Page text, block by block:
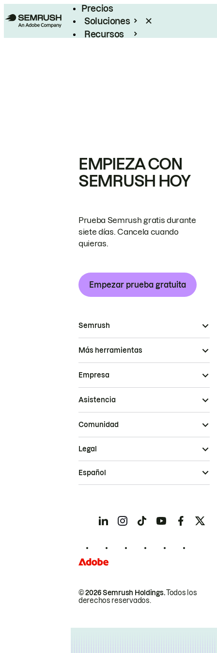
Precios
Soluciones
Recursos
EMPIEZA CON
SEMRUSH HOY
Prueba Semrush gratis durante
siete días. Cancela cuando
quieras.
Empezar prueba gratuita
Semrush
Más herramientas
Empresa
Asistencia
Comunidad
© 2026 Semrush Holdings.Todos los
derechos reservados.
Legal
Español